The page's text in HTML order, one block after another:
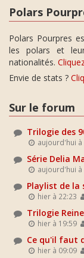
Polars
Polars Pourpres
les polars et
nationalités.
Envie de stats ?
Sur le forum
Trilogie des
aujourd'hui à
Série Delia
aujourd'hui à
Playlist de la
hier à 22:23
Trilogie
hier à 19:59
Ce qu'il faut
hier à 09:09